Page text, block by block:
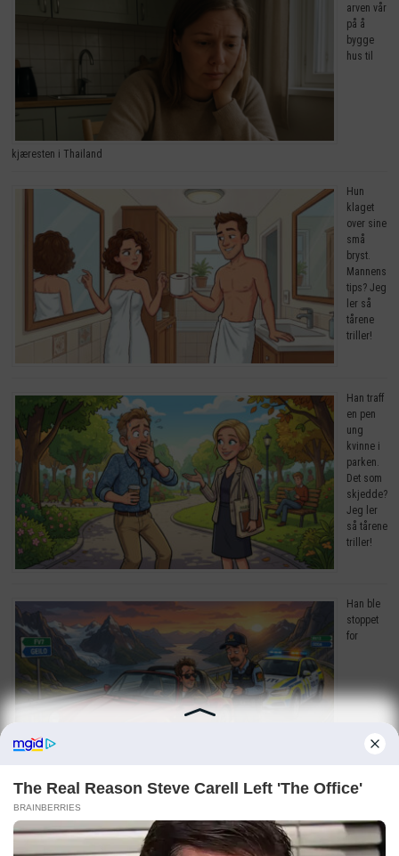
arven vår
på å
bygge
hus til
kjæresten i Thailand
Hun
klaget
over sine
små
bryst.
Mannens
tips? Jeg
ler så
tårene
triller!
Han traff
en pen
ung
kvinne i
parken.
Det som
skjedde?
Jeg ler
så tårene
triller!
Han ble
stoppet
for
råkjøring. Grunnen? Jeg ler så tårene triller!